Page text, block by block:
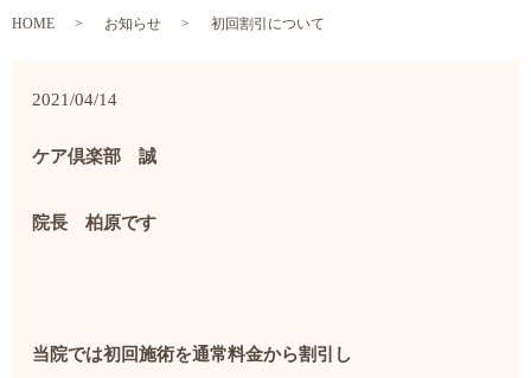
HOME お知らせ 初回割引について
2021/04/14
ケア倶楽部 誠
院長 柏原です
当院では初回施術を通常料金から割引し